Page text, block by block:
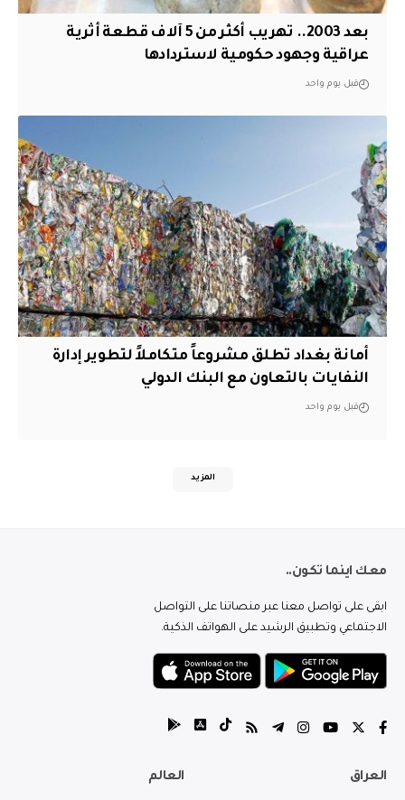
بعد 2003.. تهريب أكثر من 5 آلاف قطعة أثرية
عراقية وجهود حكومية لاستردادها
قبل يوم واحد
أمانة بغداد تطلق مشروعاً متكاملاً لتطوير إدارة
النفايات بالتعاون مع البنك الدولي
قبل يوم واحد
المزيد
معك اينما تكون..
ابقى على تواصل معنا عبر منصاتنا على التواصل
الاجتماعي وتطبيق الرشيد على الهواتف الذكية.
العراق العالم